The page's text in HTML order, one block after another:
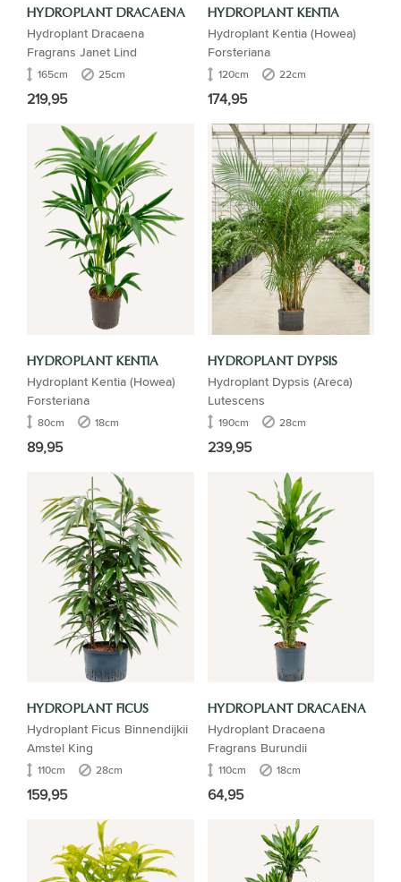
HYDROPLANT DRACAENA
Hydroplant Dracaena
Fragrans Janet Lind
165cm 25cm
219,95
HYDROPLANT KENTIA
Hydroplant Kentia (Howea)
Forsteriana
120cm 22cm
174,95
HYDROPLANT KENTIA
Hydroplant Kentia (Howea)
Forsteriana
80cm 18cm
89,95
HYDROPLANT DYPSIS
Hydroplant Dypsis (Areca)
Lutescens
190cm 28cm
239,95
HYDROPLANT FICUS
Hydroplant Ficus Binnendijkii
Amstel King
110cm 28cm
159,95
HYDROPLANT DRACAENA
Hydroplant Dracaena
Fragrans Burundii
110cm 18cm
64,95